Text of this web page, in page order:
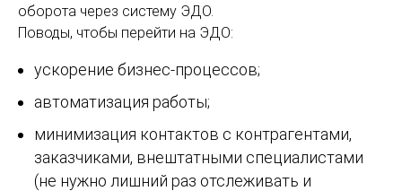
оборота через систему ЭДО.
Поводы, чтобы перейти на ЭДО:
ускорение бизнес-процессов;
автоматизация работы;
минимизация контактов с контрагентами,
заказчиками, внештатными специалистами
(не нужно лишний раз отслеживать и